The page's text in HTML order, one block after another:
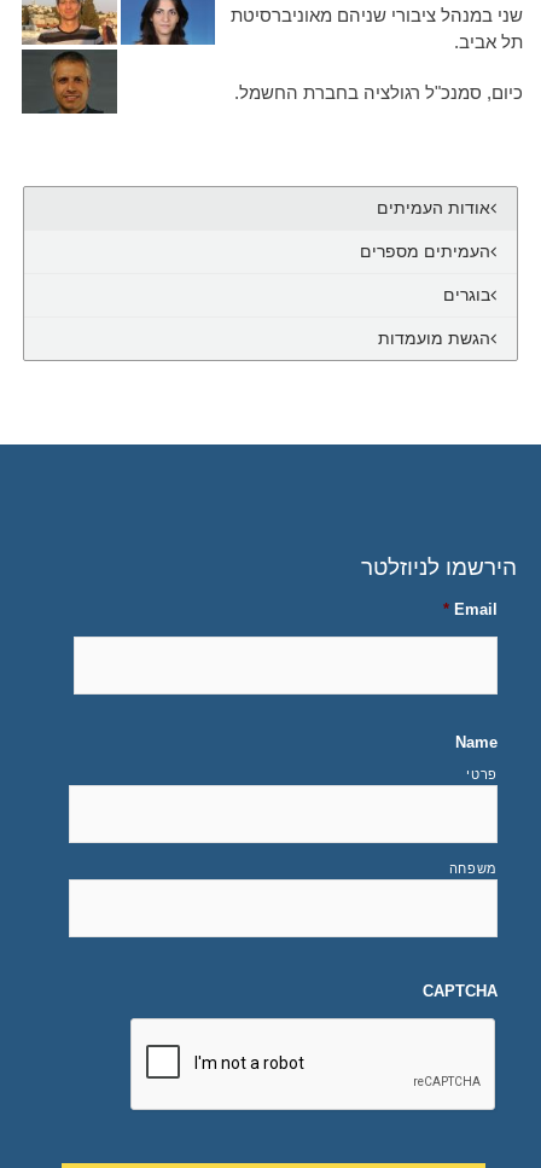
שני במנהל ציבורי שניהם מאוניברסיטת
תל אביב.
כיום, סמנכ"ל רגולציה בחברת החשמל.
אודות העמיתים
העמיתים מספרים
בוגרים
הגשת מועמדות
הירשמו לניוזלטר
Email
*
Name
פרטי
משפחה
CAPTCHA